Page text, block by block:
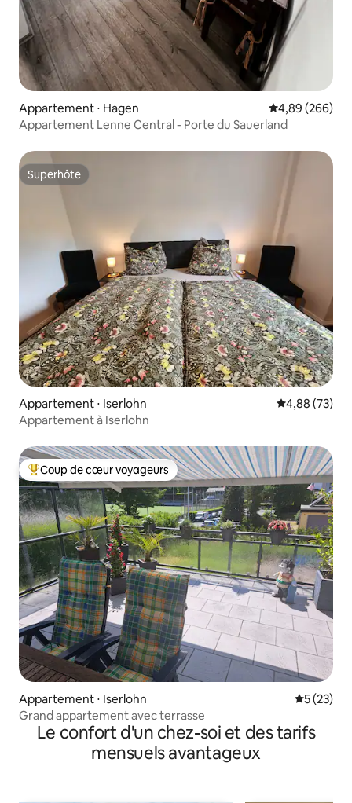
Appartement ⋅ Hagen Évaluation
4,89 (266)
Appartement Lenne Central - Porte du Sauerland
Superhôte
Superhôte
Appartement ⋅ Iserlohn Évaluation
4,88 (73)
Appartement à Iserlohn
Coups de cœur voyageurs les plus appréciés
Coup de cœur voyageurs
Appartement ⋅ Iserlohn
5 (23)
Grand appartement avec terrasse
Le confort d'un chez-soi et des tarifs
mensuels avantageux